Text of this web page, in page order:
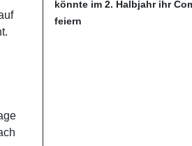
könnte im 2. Halbjahr ihr
feiern